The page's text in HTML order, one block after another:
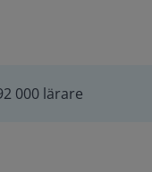
000 lärare